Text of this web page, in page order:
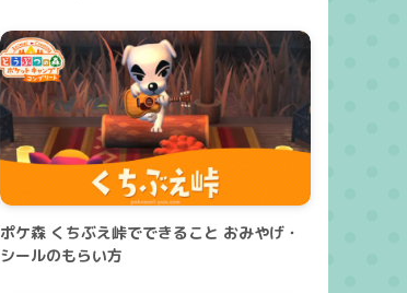
ポケ森 くちぶえ峠でできること おみやげ・
シールのもらい方